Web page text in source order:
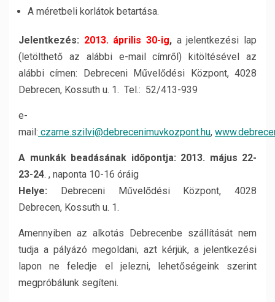
A méretbeli korlátok betartása.
Jelentkezés: 2013. április 30-ig, a jelentkezési lap
(letölthető az alábbi e-mail címről) kitöltésével az
alábbi címen: Debreceni Művelődési Központ, 4028
Debrecen, Kossuth u. 1. Tel.: 52/413-939
e-
mail: czarne.szilvi@debrecenimuvkozpont.hu,
A munkák beadásának időpontja: 2013. május 22-
23-24. , naponta 10-16 óráig
Helye: Debreceni Művelődési Központ, 4028
Debrecen, Kossuth u. 1.
Amennyiben az alkotás Debrecenbe szállítását nem
tudja a pályázó megoldani, azt kérjük, a jelentkezési
lapon ne feledje el jelezni, lehetőségeink szerint
megpróbálunk segíteni.